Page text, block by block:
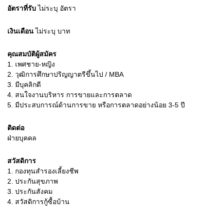
อัตราที่รับไม่ระบุ อัตรา
เงินเดือนไม่ระบุ บาท
คุณสมบัติผู้สมัคร
1.
เพศชาย-หญิง
2. วุฒิการศึกษาปริญญาตรีขึ้นไป / MBA
3. มีบุคลิกดี
4. สนใจงานบริหาร การขายและการตลาด
5. มีประสบการณ์ด้านการขาย หรือการตลาดอย่างน้อย 3-5 ปี
ติดต่อ
ฝ่ายบุคคล
สวัสดิการ
1. กองทุนสำรองเลี้ยงชีพ
2. ประกันสุขภาพ
3. ประกันสังคม
4. สวัสดิการกู้ซื้อบ้าน